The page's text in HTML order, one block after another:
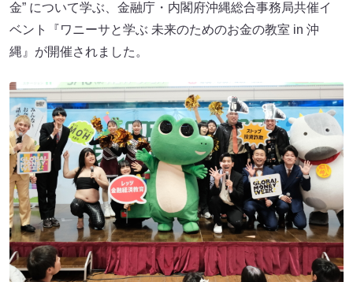
金” について学ぶ、金融庁・内閣府沖縄総合事務局共催イ
ベント『ワニーサと学ぶ 未来のためのお金の教室 in 沖
縄』が開催されました。